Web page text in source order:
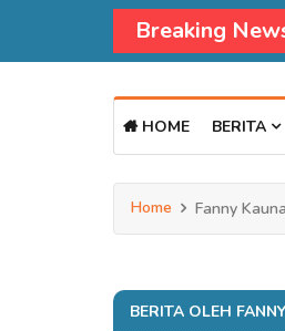
Breaking
HOME BERITA
Home Fanny
BERITA OLEH